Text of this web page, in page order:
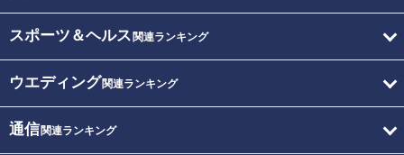
スポーツ＆ヘルス 関連ランキング
ウエディング関連ランキング
通信関連ランキング